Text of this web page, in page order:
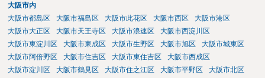
思われます。
大阪市内
大阪市都島区
大阪市福島区 大阪市此花区 大阪市西区
大阪市港区
大阪市大正区
大阪市天王寺区 大阪市浪速区
大阪市西淀川区
大阪市東淀川区
大阪市東成区 大阪市生野区 大阪市旭区
大阪市城東区
大阪市阿倍野区
大阪市住吉区 大阪市東住吉区
大阪市西成区
大阪市淀川区
大阪市鶴見区 大阪市住之江区 大阪市平野区
大阪市北区